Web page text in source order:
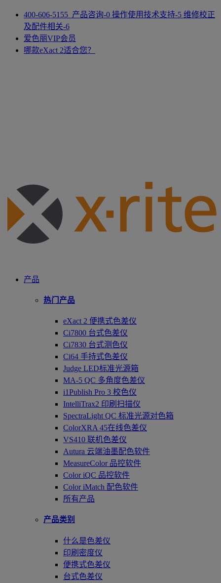
400-606-5155 产品咨询-0 操作使用技术支持-5 维修校正
及配件相关-6
爱色丽VIP会员
哪款eXact 2适合您？
产品
热门产品
eXact 2 便携式色差仪
Ci7800 台式色差仪
Ci7830 台式测色仪
Ci64 手持式色差仪
Judge LED标准光源箱
MA-5 QC 多角度色差仪
i1Publish Pro 3 校色仪
IntelliTrax2 印刷扫描仪
SpectraLight QC 标准光源对色箱
ColorXRA 45在线色差仪
VS410 联机色差仪
Autura 云端油墨配色软件
MeasureColor 品控软件
Color iQC 品控软件
Color iMatch 配色软件
所有产品
产品类别
什么是色差仪
印刷密度仪
便携式色差仪
台式色差仪